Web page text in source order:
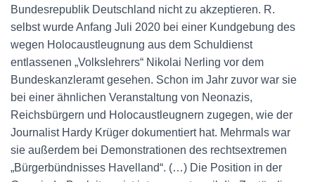
Bundesrepublik Deutschland nicht zu akzeptieren. R.
selbst wurde Anfang Juli 2020 bei einer Kundgebung des
wegen Holocaustleugnung aus dem Schuldienst
entlassenen „Volkslehrers“ Nikolai Nerling vor dem
Bundeskanzleramt gesehen. Schon im Jahr zuvor war sie
bei einer ähnlichen Veranstaltung von Neonazis,
Reichsbürgern und Holocaustleugnern zugegen, wie der
Journalist Hardy Krüger dokumentiert hat. Mehrmals war
sie außerdem bei Demonstrationen des rechtsextremen
„Bürgerbündnisses Havelland“. (…) Die Position in der